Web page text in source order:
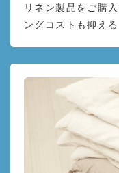
リネン製品をご購
ングコストも抑え